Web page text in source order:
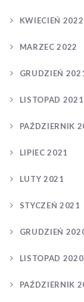
KWIECIEŃ 2022
MARZEC 2022
GRUDZIEŃ
LISTOPAD 2021
PAŹDZIERNIK
LIPIEC 2021
LUTY 2021
STYCZEŃ 2021
GRUDZIEŃ
LISTOPAD 2020
PAŹDZIERNIK